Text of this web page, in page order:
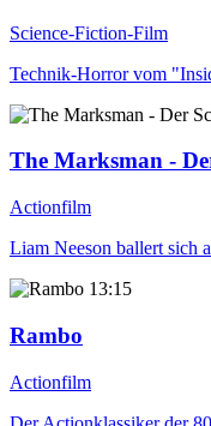
Science-Fiction-Film
Technik-Horror vom
The Marksman -
Actionfilm
Liam Neeson ballert sich
13:15
Rambo
Actionfilm